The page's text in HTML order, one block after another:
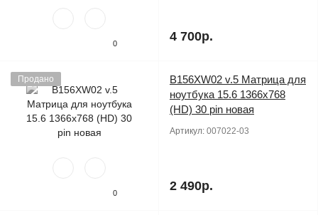
0 4 700р.
Продано
0
B156XW02 v.5 Матрица для
ноутбука 15.6 1366x768
(HD) 30 pin новая
Артикул: 007022-03
2 490р.